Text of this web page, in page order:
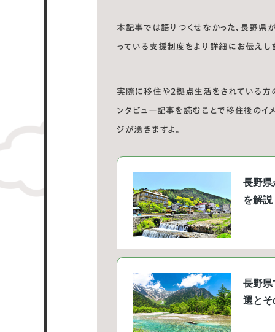
本記事では語りつくせなかった、長野県
っている支援制度をより詳細にお伝えし
実際に移住や2拠点生活をされている方
ンタビュー記事を読むことで移住後のイ
ジが湧きますよ。